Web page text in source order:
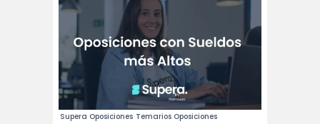
Supera Oposiciones Temarios Oposiciones